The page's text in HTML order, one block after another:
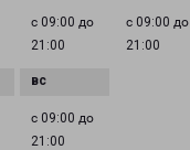
с 09:00 до
21:00
с 09:00 до
21:00
с 09:00 до
21:00